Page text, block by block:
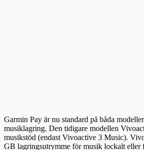
Garmin Pay är nu standard på båda
musiklagring. Den tidigare modellen
musikstöd (endast Vivoactive 3 Music).
GB lagringsutrymme för musik lockalt eller